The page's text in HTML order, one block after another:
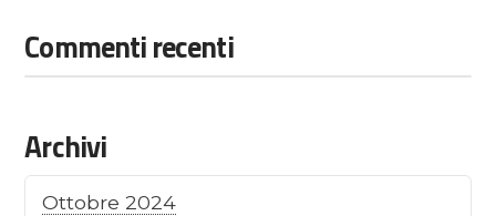
Commenti recenti
Archivi
Ottobre 2024